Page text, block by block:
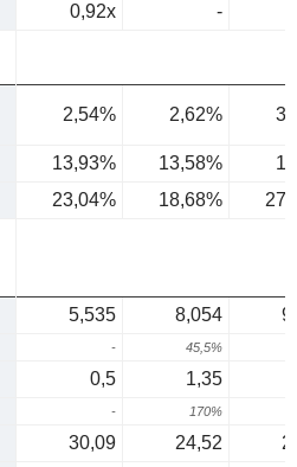
0,92x -
2,54% 2,62%
13,93% 13,58%
23,04% 18,68%
5,535 8,054
- 45,5%
0,5 1,35
- 170%
30,09 24,52